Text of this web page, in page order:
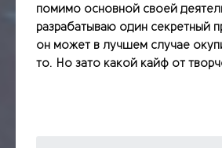
помимо основной своей
разрабатываю один секретный
он может в лучшем случае
то. Но зато какой кайф от